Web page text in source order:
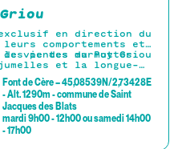
en direction du
comportements et
vie des marmottes.
les pentes du Puy Griou
et la longue-
Font de Cère – 45,08539N/2,73428E
- Alt. 1290m - commune de Saint
Jacques des Blats
mardi 9h00 - 12h00 ou samedi 14h00
- 17h00